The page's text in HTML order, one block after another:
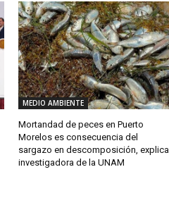
MEDIO AMBIENTE
Mortandad de peces en Puerto
Morelos es consecuencia del
sargazo en descomposición, explica
investigadora de la UNAM